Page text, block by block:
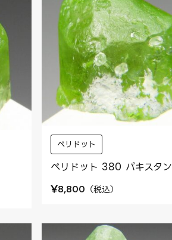
ペリドット
ペリドット 380 パキスタン
¥8,800 （税込）